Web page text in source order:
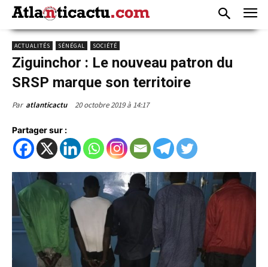
ACTUALITÉS SÉNÉGAL SOCIÉTÉ
Ziguinchor : Le nouveau patron du
SRSP marque son territoire
Par atlanticactu 20 octobre 2019 à 14:17
Partager sur :